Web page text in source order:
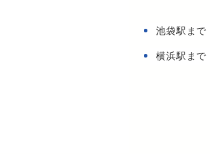
池袋駅まで
横浜駅まで